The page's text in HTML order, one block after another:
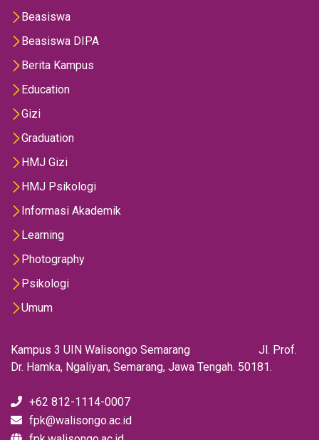
Beasiswa
Beasiswa DIPA
Berita Kampus
Education
Gizi
Graduation
HMJ Gizi
HMJ Psikologi
Informasi Akademik
Learning
Photography
Psikologi
Umum
Kampus 3 UIN Walisongo Semarang Jl. Prof.
Dr. Hamka, Ngaliyan, Semarang, Jawa Tengah. 50181.
+62 812-1114-0007
fpk@walisongo.ac.id